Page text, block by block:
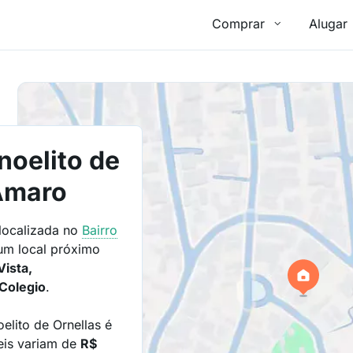
Comprar Alugar
de
no Bairro
local próximo
.
de Ornellas é
variam de R$